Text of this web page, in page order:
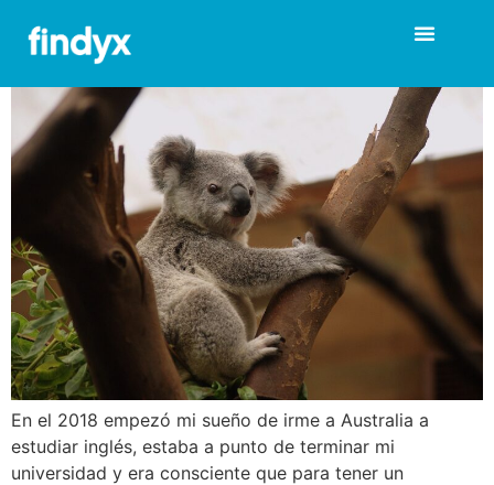
Australia?
En el 2018 empezó mi sueño de irme a Australia a
estudiar inglés, estaba a punto de terminar mi
universidad y era consciente que para tener un